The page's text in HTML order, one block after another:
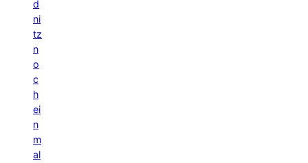
d
ni
tz
n
o
c
h
ei
n
m
al